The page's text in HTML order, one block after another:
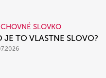
SLOVKO
JE TO VLASTNE SLOVO?